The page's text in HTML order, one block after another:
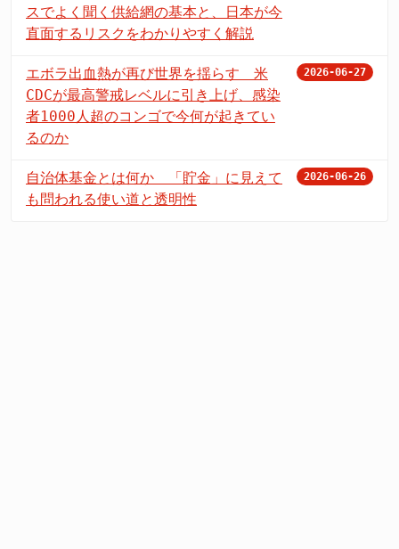
スでよく聞く供給網の基本と、日本が今
直面するリスクをわかりやすく解説
エボラ出血熱が再び世界を揺らす 米
CDCが最高警戒レベルに引き上げ、感染
者1000人超のコンゴで今何が起きてい
るのか
2026-06-27
自治体基金とは何か 「貯金」に見えて
も問われる使い道と透明性
2026-06-26